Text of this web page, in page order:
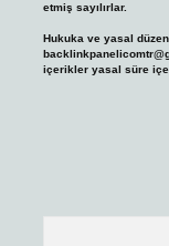
etmiş sayılırlar.
Hukuka ve yasal
içerikler yasal süre